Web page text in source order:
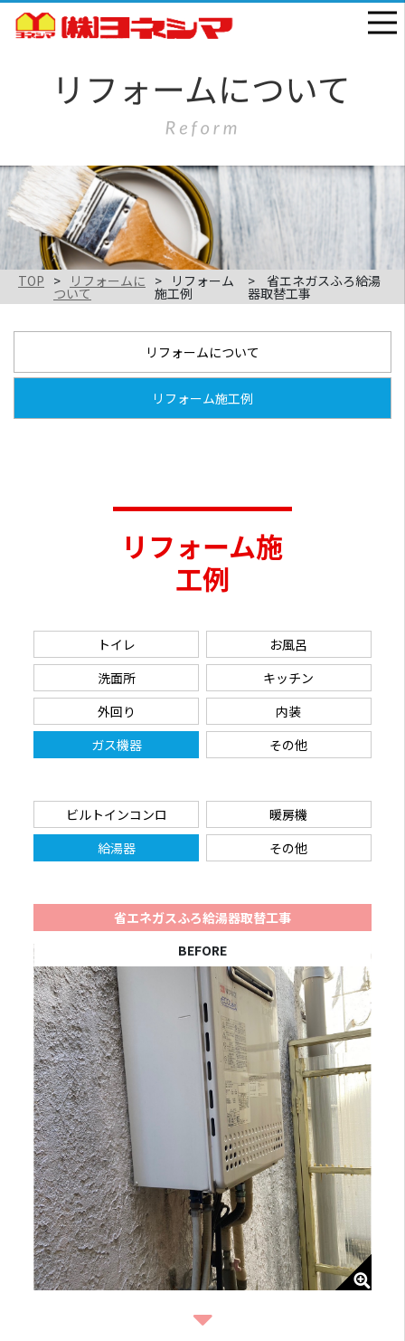
TOP リフォームに
ついて
リフォーム
施工例
省エネガスふろ給湯
器取替工事
リフォームについて
リフォーム施工例
リフォーム施
工例
トイレ
お風呂
洗面所
キッチン
外回り
内装
ガス機器
その他
ビルトインコンロ
暖房機
給湯器
その他
省エネガスふろ給湯器取替工事